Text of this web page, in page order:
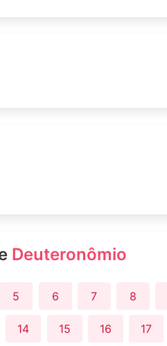
Deuteronômio
5 6 7 8
14 15 16 17